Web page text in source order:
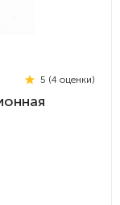
5 (4 оценки)